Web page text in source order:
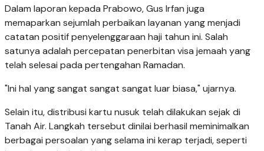
Dalam laporan kepada Prabowo, Gus Irfan juga
memaparkan sejumlah perbaikan layanan yang menjadi
catatan positif penyelenggaraan haji tahun ini. Salah
satunya adalah percepatan penerbitan visa jemaah yang
telah selesai pada pertengahan Ramadan.
"Ini hal yang sangat sangat sangat luar biasa," ujarnya.
Selain itu, distribusi kartu nusuk telah dilakukan sejak di
Tanah Air. Langkah tersebut dinilai berhasil meminimalkan
berbagai persoalan yang selama ini kerap terjadi, seperti